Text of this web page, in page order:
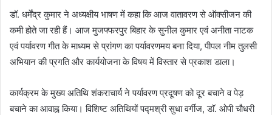
डॉ. धर्मेंद्र कुमार ने अध्यक्षीय भाषण में कहा कि आज वातावरण से ऑक्सीजन की
कमी होते जा रही हैं। आज मुजफ्फरपुर बिहार के सुनील कुमार एवं अनीता नाटक
एवं पर्यावरण गीत के माध्यम से प्रांगण का पर्यावरणमय बना दिया, पीपल नीम तुलसी
अभियान की प्रगति और कार्ययोजना के विषय में विस्तार से प्रकाश डाला।
कार्यक्रम के मुख्य अतिथि शंकराचार्य ने पर्यावरण प्रदूषण को दूर बचाने व पेड़
बचाने का आवाह्न किया। विशिष्ट अतिथियों पद्मश्री सुधा वर्गीज, डाॅ. ओपी चौधरी